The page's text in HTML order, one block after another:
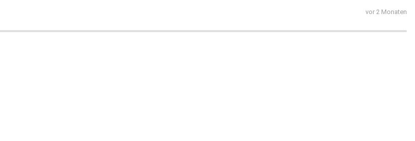
vor 2 Monaten